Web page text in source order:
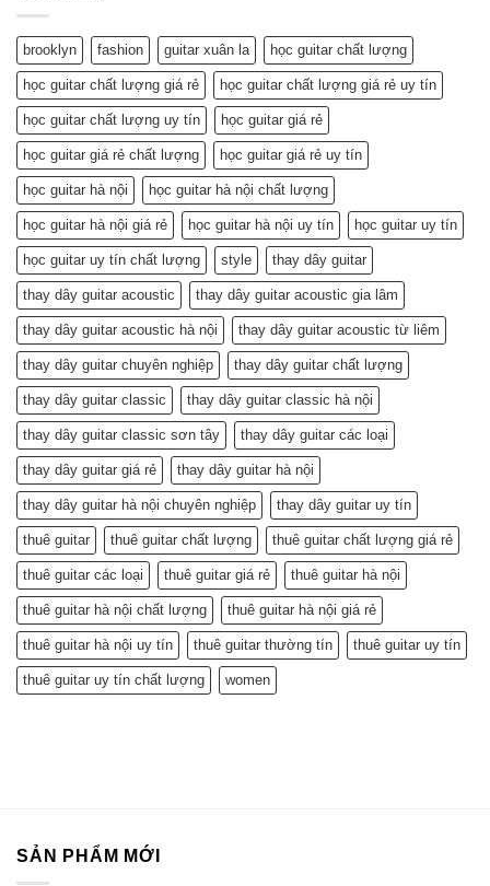
brooklyn fashion guitar xuân la học guitar chất lượng
học guitar chất lượng giá rẻ học guitar chất lượng giá rẻ uy tín
học guitar chất lượng uy tín học guitar giá rẻ
học guitar giá rẻ chất lượng học guitar giá rẻ uy tín
học guitar hà nội học guitar hà nội chất lượng
học guitar hà nội giá rẻ học guitar hà nội uy tín học guitar uy tín
học guitar uy tín chất lượng style thay dây guitar
thay dây guitar acoustic thay dây guitar acoustic gia lâm
thay dây guitar acoustic hà nội thay dây guitar acoustic từ liêm
thay dây guitar chuyên nghiệp thay dây guitar chất lượng
thay dây guitar classic thay dây guitar classic hà nội
thay dây guitar classic sơn tây thay dây guitar các loại
thay dây guitar giá rẻ thay dây guitar hà nội
thay dây guitar hà nội chuyên nghiệp thay dây guitar uy tín
thuê guitar thuê guitar chất lượng thuê guitar chất lượng giá rẻ
thuê guitar các loại thuê guitar giá rẻ thuê guitar hà nội
thuê guitar hà nội chất lượng thuê guitar hà nội giá rẻ
thuê guitar hà nội uy tín thuê guitar thường tín thuê guitar uy tín
thuê guitar uy tín chất lượng women
SẢN PHẨM MỚI